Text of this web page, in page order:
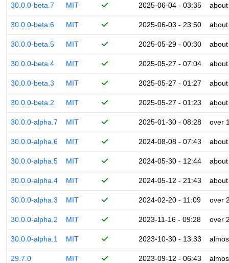
30.0.0-beta.7 MIT 2025-06-04 - 03:35
30.0.0-beta.6 MIT 2025-06-03 - 23:50
30.0.0-beta.5 MIT 2025-05-29 - 00:30
30.0.0-beta.4 MIT 2025-05-27 - 07:04
30.0.0-beta.3 MIT 2025-05-27 - 01:27
30.0.0-beta.2 MIT 2025-05-27 - 01:23
30.0.0-alpha.7 MIT 2025-01-30 - 08:28 over
30.0.0-alpha.6 MIT 2024-08-08 - 07:43
30.0.0-alpha.5 MIT 2024-05-30 - 12:44
30.0.0-alpha.4 MIT 2024-05-12 - 21:43
30.0.0-alpha.3 MIT 2024-02-20 - 11:09 over
30.0.0-alpha.2 MIT 2023-11-16 - 09:28 over
30.0.0-alpha.1 MIT 2023-10-30 - 13:33
29.7.0 MIT 2023-09-12 - 06:43